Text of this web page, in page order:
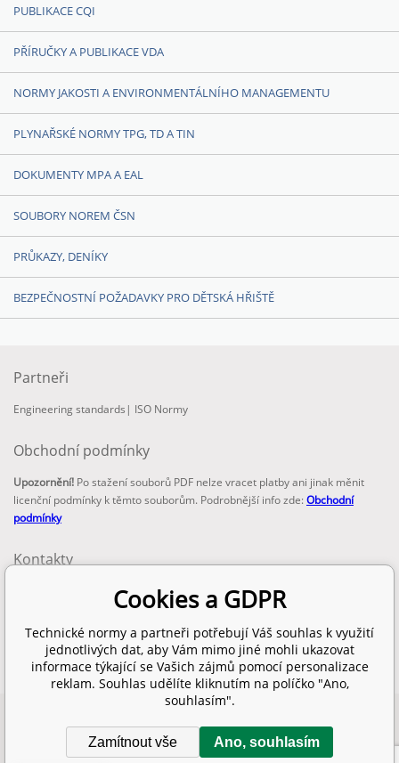
PUBLIKACE CQI
PŘÍRUČKY A PUBLIKACE VDA
NORMY JAKOSTI A ENVIRONMENTÁLNÍHO MANAGEMENTU
PLYNAŘSKÉ NORMY TPG, TD A TIN
DOKUMENTY MPA A EAL
SOUBORY NOREM ČSN
PRŮKAZY, DENÍKY
BEZPEČNOSTNÍ POŽADAVKY PRO DĚTSKÁ HŘIŠTĚ
Partneři
Engineering standards | ISO Normy
Obchodní podmínky
Upozornění! Po stažení souborů PDF nelze vracet platby ani jinak měnit
licenční podmínky k těmto souborům. Podrobnější info zde:Obchodní
podmínky
Kontakty
info@technickenormy.cz
obchod@technickenormy.cz
Telefon:
+420 377 387 684
SITEMAP
Tento eshop dodala firma BINARGON.cz
Cookies a GDPR
Technické normy a partneři potřebují Váš souhlas k využití
jednotlivých dat, aby Vám mimo jiné mohli ukazovat
informace týkající se Vašich zájmů pomocí personalizace
reklam. Souhlas udělíte kliknutím na políčko "Ano,
souhlasím".
Zamítnout vše Ano, souhlasím